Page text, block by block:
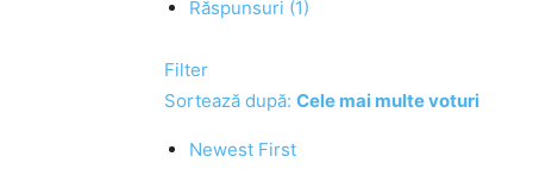
Răspunsuri (1)
Filter
Sortează după: Cele mai multe voturi
Newest First